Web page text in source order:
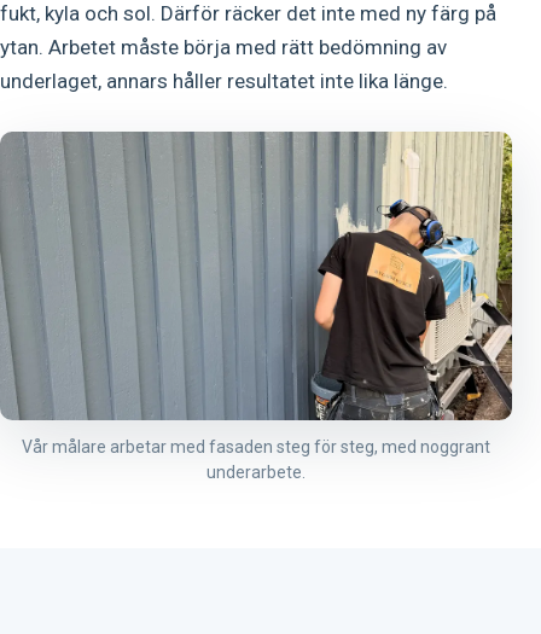
fukt, kyla och sol. Därför räcker det inte med ny färg på
ytan. Arbetet måste börja med rätt bedömning av
underlaget, annars håller resultatet inte lika länge.
Vår målare arbetar med fasaden steg för steg, med noggrant
underarbete.